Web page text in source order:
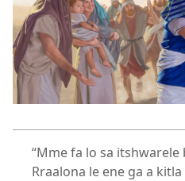
“Mme fa lo sa
Rraalona le ene ga a